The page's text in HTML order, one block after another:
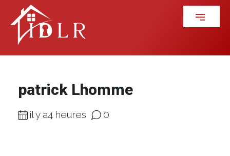
patrick Lhomme
il y a4 heures 0